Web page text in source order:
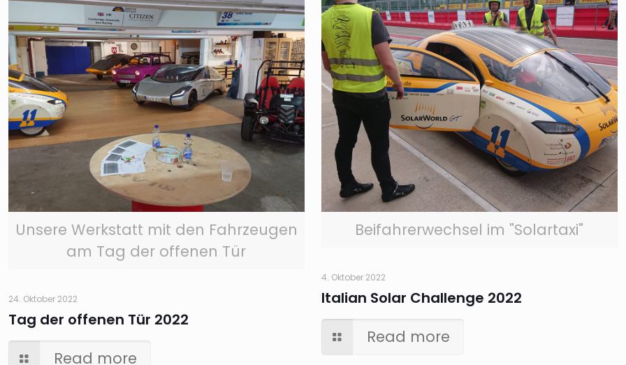
Unsere Werkstatt mit den Fahrzeugen
am Tag der offenen Tür
24. Oktober 2022
Tag der offenen Tür 2022
Read more
Beifahrerwechsel im "Solartaxi"
4. Oktober 2022
Italian Solar Challenge 2022
Read more